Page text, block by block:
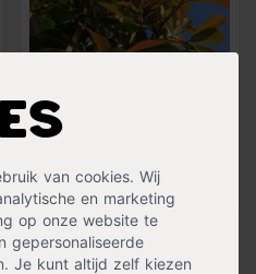
van cookies. Wij
en marketing
op onze website te
gepersonaliseerde
Je kunt altijd zelf kiezen
Groenblijvend